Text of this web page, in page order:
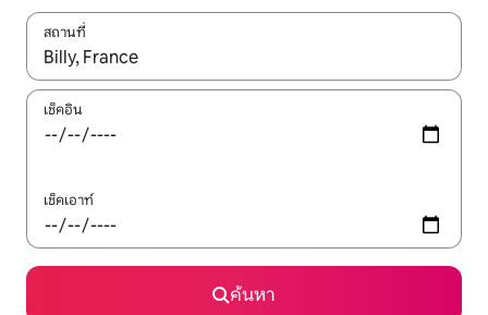
สถานที่
ใช้ลูกศรขึ้นลง หรือใช้การสัมผัสหรือปัด เพื่อสำรวจผลการค้นหา
เช็คอิน
เช็คเอาท์
ค้นหา